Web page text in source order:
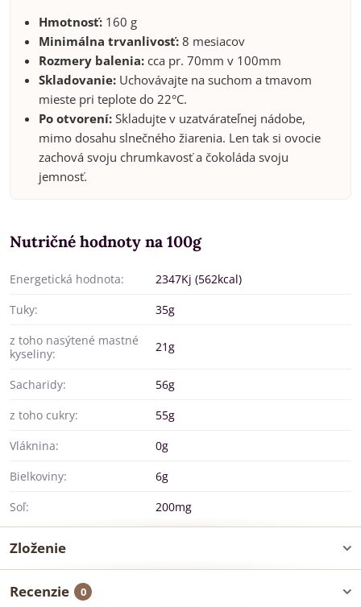
Hmotnosť: 160 g
Minimálna trvanlivosť: 8 mesiacov
Rozmery balenia: cca pr. 70mm v 100mm
Skladovanie: Uchovávajte na suchom a tmavom
mieste pri teplote do 22°C.
Po otvorení: Skladujte v uzatvárateľnej nádobe,
mimo dosahu slnečného žiarenia. Len tak si ovocie
zachová svoju chrumkavosť a čokoláda svoju
jemnosť.
Nutričné hodnoty na 100g
Energetická hodnota:
2347Kj (562kcal)
Tuky:
35g
z toho nasýtené mastné
kyseliny:
21g
Sacharidy:
56g
z toho cukry:
55g
Vláknina:
0g
Bielkoviny:
6g
Soľ:
200mg
Zloženie
Recenzie 0